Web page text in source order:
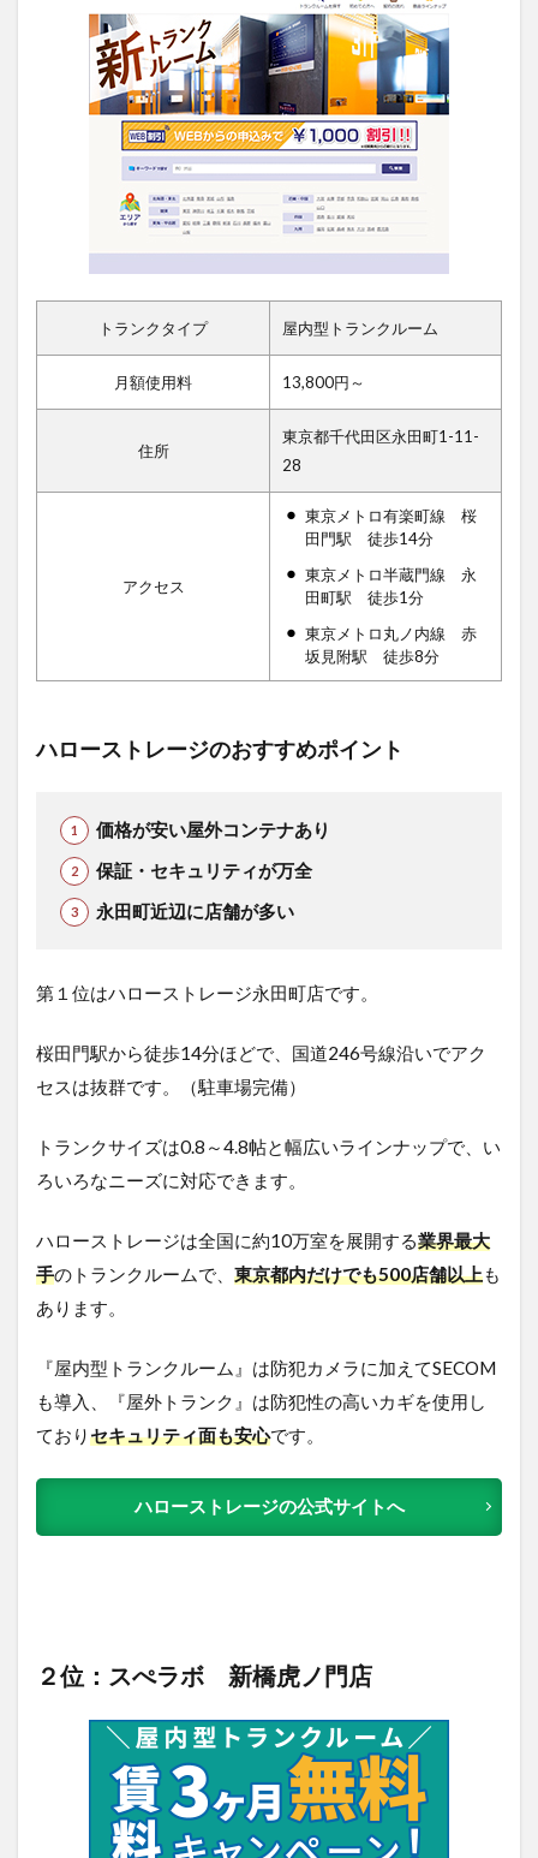
トランクタイプ 屋内型トランクルーム
月額使用料 13,800円～
住所
東京都千代田区永田町1-11-
28
アクセス
東京メトロ有楽町線 桜
田門駅 徒歩14分
東京メトロ半蔵門線 永
田町駅 徒歩1分
東京メトロ丸ノ内線 赤
坂見附駅 徒歩8分
ハローストレージのおすすめポイント
価格が安い屋外コンテナあり
保証・セキュリティが万全
永田町近辺に店舗が多い
第１位はハローストレージ永田町店です。
桜田門駅から徒歩14分ほどで、国道246号線沿いでアク
セスは抜群です。（駐車場完備）
トランクサイズは0.8～4.8帖と幅広いラインナップで、い
ろいろなニーズに対応できます。
ハローストレージは全国に約10万室を展開する業界最大
手のトランクルームで、 東京都内だけでも500店舗以上も
あります。
『屋内型トランクルーム』は防犯カメラに加えてSECOM
も導入、『屋外トランク』は防犯性の高いカギを使用し
ておりセキュリティ面も安心です。
ハローストレージの公式サイトへ
２位：スぺラボ 新橋虎ノ門店